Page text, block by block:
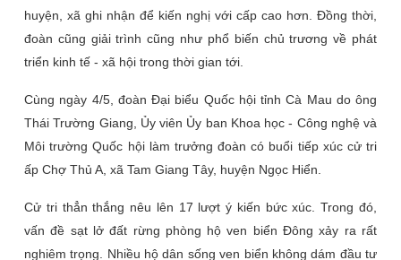
huyện, xã ghi nhận để kiến nghị với cấp cao hơn. Đồng thời,
đoàn cũng giải trình cũng như phổ biến chủ trương về phát
triển kinh tế - xã hội trong thời gian tới.
Cùng ngày 4/5, đoàn Đại biểu Quốc hội tỉnh Cà Mau do ông
Thái Trường Giang, Ủy viên Ủy ban Khoa học - Công nghệ và
Môi trường Quốc hội làm trưởng đoàn có buổi tiếp xúc cử tri
ấp Chợ Thủ A, xã Tam Giang Tây, huyện Ngọc Hiển.
Cử tri thẳn thắng nêu lên 17 lượt ý kiến bức xúc. Trong đó,
vấn đề sạt lở đất rừng phòng hộ ven biển Đông xảy ra rất
nghiêm trọng. Nhiều hộ dân sống ven biển không dám đầu tư